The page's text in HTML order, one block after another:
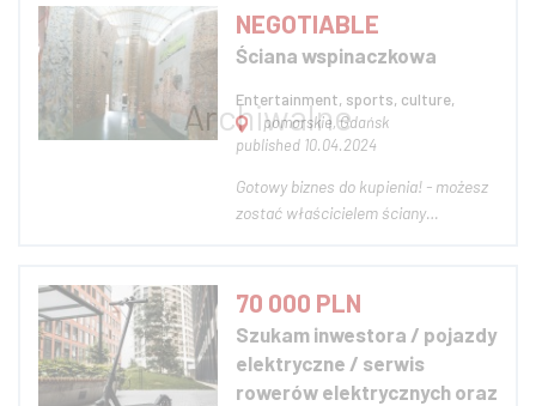
MPZP to teren zabudowy
produkcyjno- usługowej z
dopuszczeniem mieszkań integralnie
związanych z prowadzoną dzia...
NEGOTIABLE
Ściana wspinaczkowa
Entertainment, sports, culture,
pomorskie, Gdańsk
published 10.04.2024
Gotowy biznes do kupienia! - możesz
zostać właścicielem ściany
Mamy wypracowaną renomę i pozycję
na Trójmiejskim rynku, jesteśmy znani
i rozpoznawalni. Ścianka
wspinaczkowa ma...
70 000 PLN
Szukam inwestora / pojazdy
elektryczne / serwis
rowerów elektrycznych oraz